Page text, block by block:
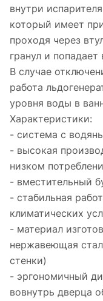
внутри
который имеет
проходя через
гранул и попадает
В случае
работа
уровня воды в
Характеристики:
- система с
- высокая
низком
- вместительный
- стабильная
климатических
- материал
нержавеющая
стенки)
- эргономичный
вовнутрь дверца